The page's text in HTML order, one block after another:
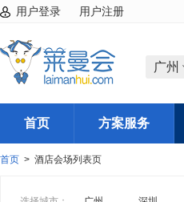
用户登录 用户注册
广州
首页 方案服务
首页 > 酒店会场列表页